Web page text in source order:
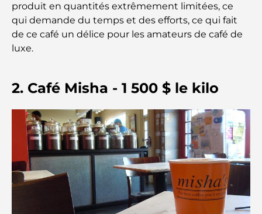
Hôpitaux publics à Dubaï : des soins de santé
complets pour tous
L'école GEMS la plus chère de Dubaï : un guide
complet pour les parents
Les meilleures écoles près de Damac Hills 2 : un
guide pour les familles
Les meilleurs restaurants indiens de Dubaï : un
voyage culinaire
produit en quantités extrêmement limitées, ce
qui demande du temps et des efforts, ce qui fait
de ce café un délice pour les amateurs de café de
luxe.
2. Café Misha - 1 500 $ le kilo